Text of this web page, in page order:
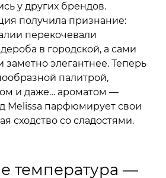
у других брендов.
получила признание:
перекочевали
в городской, а сами
заметно элегантнее. Теперь
палитрой,
и даже… ароматом —
Melissa парфюмирует свои
сходство со сладостями.
температура —